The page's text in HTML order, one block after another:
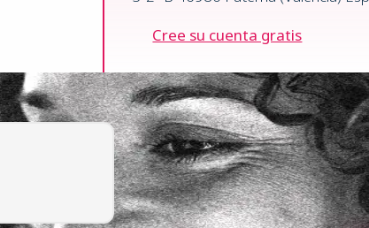
Cree su cuenta gratis